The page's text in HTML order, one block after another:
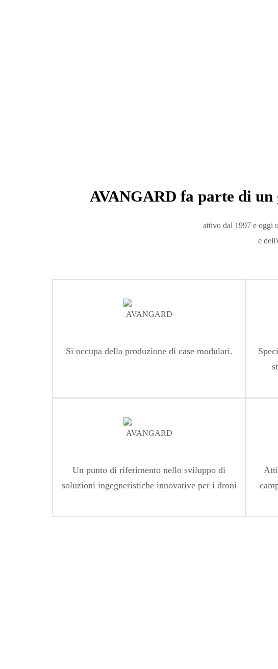
AVANGARD fa parte di
attivo dal 1997 e oggi
e
Si occupa della produzione di case modulari.
Un punto di riferimento nello sviluppo di
soluzioni ingegneristiche innovative per i droni